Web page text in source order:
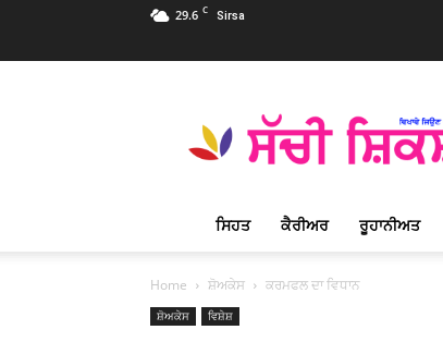
29.6 C Sirsa
Shiksha
Punjabi
ਸ਼ਿਕਸ਼ਾ
ਪ੍ਰਸਿੱਧ
ਮੈਗਜ਼ੀਨ
ਸਿਹਤ ਕੈਰੀਅਰ ਰੂਹਾਨੀਅਤ
Home ਸ਼ੋਅਕੇਸ ਕਰਮਫਲ ਦਾ ਵਿਧਾਨ
ਸ਼ੋਅਕੇਸ ਵਿਸ਼ੇਸ਼